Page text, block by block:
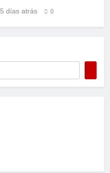
5 días atrás 0